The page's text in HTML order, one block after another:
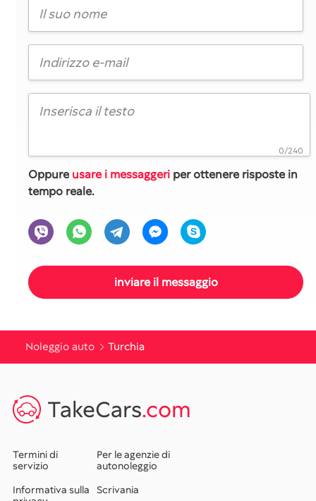
Oppureusare i messaggeri per ottenere risposte in
tempo reale.
0/240
Noleggio auto Turchia
TakeCars.com
Termini di
servizio
Informativa sulla
Per le agenzie di
autonoleggio
Scrivania